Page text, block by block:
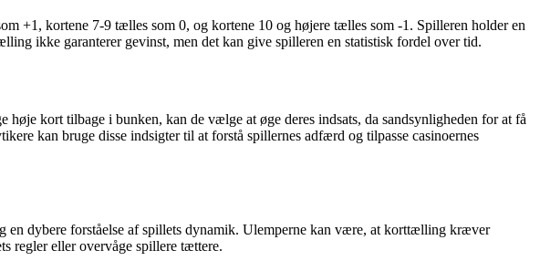
+1, kortene 7-9 tælles som 0, og kortene 10 og højere tælles som -1. Spilleren holder en
ikke garanterer gevinst, men det kan give spilleren en statistisk fordel over tid.
kort tilbage i bunken, kan de vælge at øge deres indsats, da sandsynligheden for at få
kan bruge disse indsigter til at forstå spillernes adfærd og tilpasse casinoernes
en dybere forståelse af spillets dynamik. Ulemperne kan være, at korttælling kræver
regler eller overvåge spillere tættere.